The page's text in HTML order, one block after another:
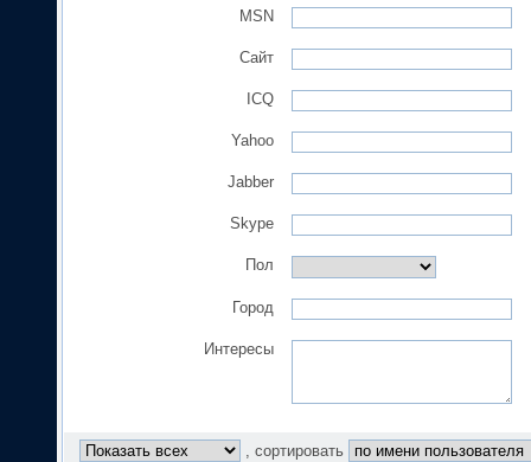
MSN
Сайт
ICQ
Yahoo
Jabber
Skype
Пол
Город
Интересы
, сортировать